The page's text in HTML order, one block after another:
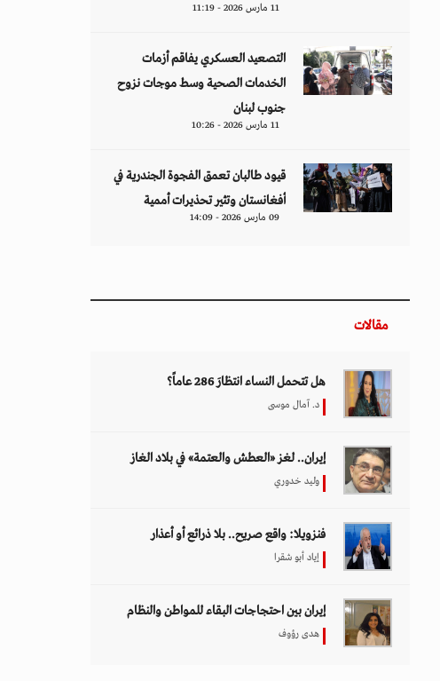
11 مارس 2026 - 11:19
التصعيد العسكري يفاقم أزمات
الخدمات الصحية وسط موجات نزوح
جنوب لبنان
11 مارس 2026 - 10:26
قيود طالبان تعمق الفجوة الجندرية في
أفغانستان وتثير تحذيرات أممية
09 مارس 2026 - 14:09
مقالات
هل تتحمل النساء انتظارَ 286 عاماً؟
د. آمال موسى
إيران.. لغز «العطش والعتمة» في بلاد الغاز
وليد خدوري
فنزويلا: واقع صريح.. بلا ذرائع أو أعذار
إياد أبو شقرا
إيران بين احتجاجات البقاء للمواطن والنظام
هدى رؤوف